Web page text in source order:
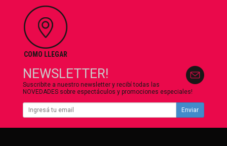
COMO LLEGAR
NEWSLETTER!
Suscribite a nuestro newsletter y recibí todas las
NOVEDADES sobre espectáculos y promociones especiales!
Enviar